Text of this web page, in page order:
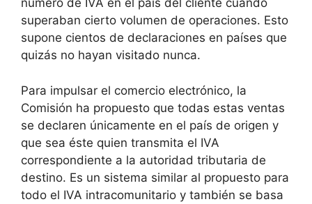
número de IVA en el país del cliente cuando
superaban cierto volumen de operaciones. Esto
supone cientos de declaraciones en países que
quizás no hayan visitado nunca.
Para impulsar el comercio electrónico, la
Comisión ha propuesto que todas estas ventas
se declaren únicamente en el país de origen y
que sea éste quien transmita el IVA
correspondiente a la autoridad tributaria de
destino. Es un sistema similar al propuesto para
todo el IVA intracomunitario y también se basa